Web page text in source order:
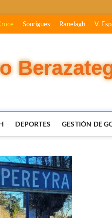
Sourigues Ranelagh V.
DEPORTES GESTIÓN DE